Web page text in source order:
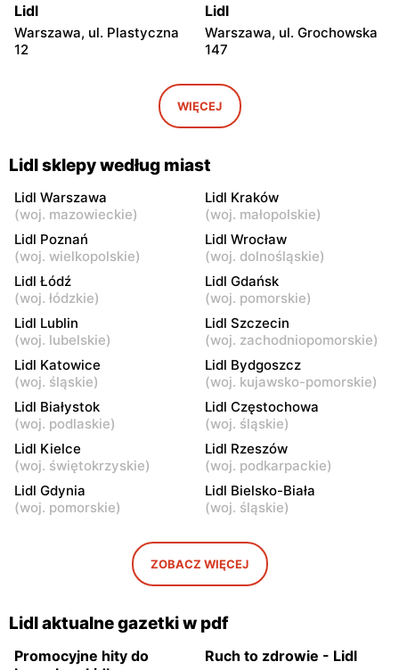
Lidl
Warszawa, ul. Plastyczna
12
Lidl
Warszawa, ul. Grochowska
147
Warszawa, ul. Josepha
Lidl
Warszawa, ul. Marii
Rodziewiczówny 1
Lidl
Warszawa, ul. Fort Służew 2
Lidl
24
Lidl
Warszawa al. Krakowska 79
Lidl
Warszawa, ul. Jana
Kasprowicza 117
Lidl
Warszawa, ul. Modlińska 35
Lidl
Warszawa al.
Rzeczypospolitej 29e
Lidl
Warszawa, ul. Trakt
Lubelski 367
Lidl
Ząbki, ul. Józefa
Piłsudskiego 83
Lidl
Warszawa, ul. Władysława
Jagiełły 6
Lidl
Warszawa, ul. Przy Trasie 5
Kazimierza Sosnkowskiego
Warszawa, ul. Zygmunta
Vogla 45
Lidl
Warszawa, ul. Rtm. Witolda
Pileckiego 103
Lidl
Warszawa, ul. Myśliborska
94
WIĘCEJ
Lidl sklepy według miast
Lidl Warszawa
(woj. mazowieckie)
Lidl Kraków
(woj. małopolskie)
Lidl Poznań
(woj. wielkopolskie)
Lidl Wrocław
(woj. dolnośląskie)
Lidl Łódź
(woj. łódzkie)
Lidl Gdańsk
(woj. pomorskie)
Lidl Lublin
(woj. lubelskie)
Lidl Szczecin
(woj. zachodniopomorskie)
Lidl Katowice
(woj. śląskie)
Lidl Bydgoszcz
(woj. kujawsko-pomorskie)
Lidl Białystok
(woj. podlaskie)
Lidl Częstochowa
(woj. śląskie)
Lidl Kielce
(woj. świętokrzyskie)
Lidl Rzeszów
(woj. podkarpackie)
Lidl Gdynia
(woj. pomorskie)
Lidl Bielsko-Biała
(woj. śląskie)
ZOBACZ WIĘCEJ
Lidl aktualne gazetki w pdf
Promocyjne hity do
Ruch to zdrowie - Lidl